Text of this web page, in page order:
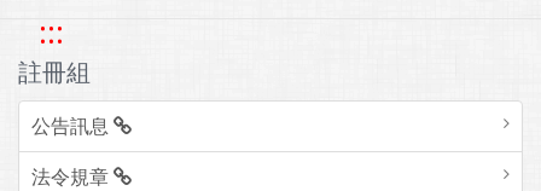
:::
註冊組
公告訊息
法令規章